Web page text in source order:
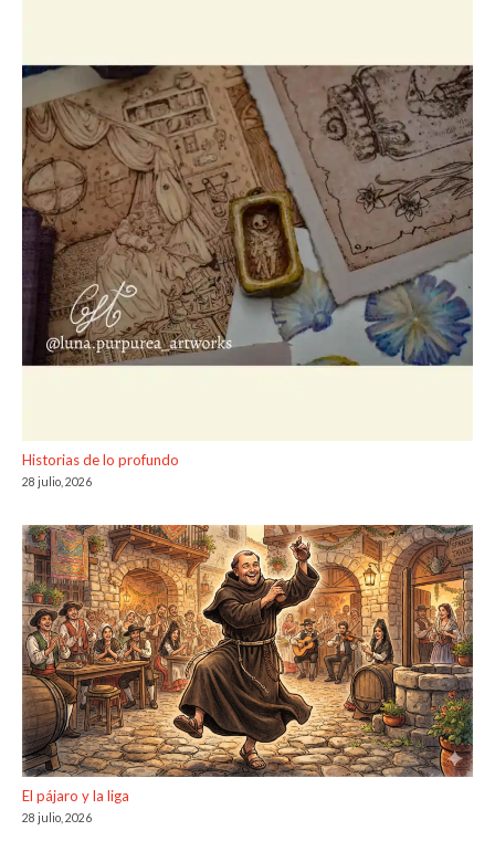
Historias de lo profundo
28 julio, 2026
El pájaro y la liga
28 julio, 2026